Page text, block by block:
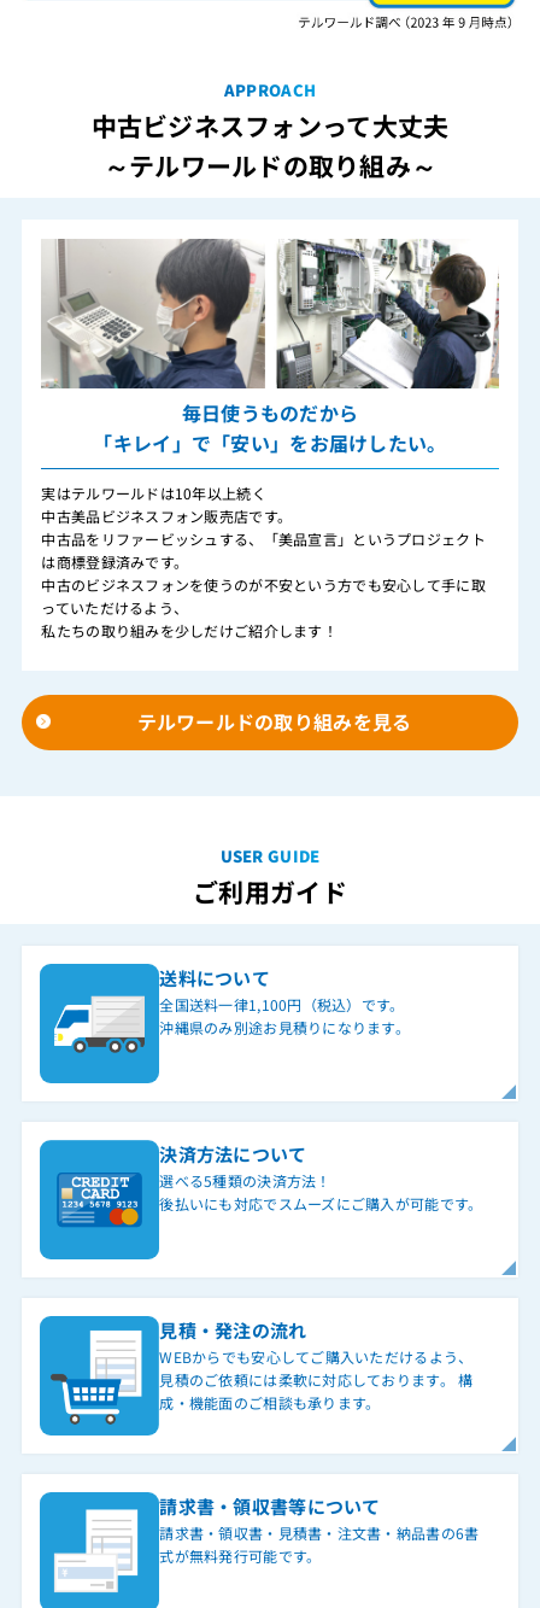
APPROACH
中古ビジネスフォンって大丈夫
～テルワールドの取り組み～
毎日使うものだから
「キレイ」で「安い」をお届けしたい。
実はテルワールドは10年以上続く
中古美品ビジネスフォン販売店です。
中古品をリファービッシュする、「美品宣言」というプロジェクト
は商標登録済みです。
中古のビジネスフォンを使うのが不安という方でも安心して手に取
っていただけるよう、
私たちの取り組みを少しだけご紹介します！
テルワールドの取り組みを見る
USER GUIDE
ご利用ガイド
送料について
全国送料一律1,100円（税込）です。
沖縄県のみ別途お見積りになります。
決済方法について
選べる5種類の決済方法！
後払いにも対応でスムーズにご購入が可能です。
見積・発注の流れ
WEBからでも安心してご購入いただけるよう、
見積のご依頼には柔軟に対応しております。 構
成・機能面のご相談も承ります。
請求書・領収書等について
請求書・領収書・見積書・注文書・納品書の6書
式が無料発行可能です。